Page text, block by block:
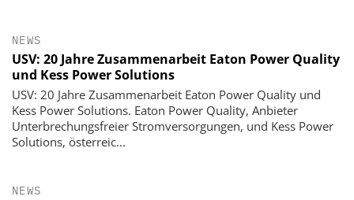
NEWS
USV: 20 Jahre Zusammenarbeit Eaton Power Quality
und Kess Power Solutions
USV: 20 Jahre Zusammenarbeit Eaton Power Quality und
Kess Power Solutions. Eaton Power Quality, Anbieter
Unterbrechungsfreier Stromversorgungen, und Kess Power
Solutions, österreic...
NEWS